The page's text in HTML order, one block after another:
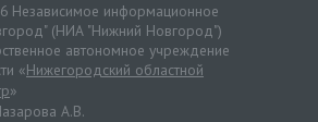
Независимое информационное
(НИА "Нижний Новгород")
автономное учреждение
«Нижегородский областной
»
А.В.